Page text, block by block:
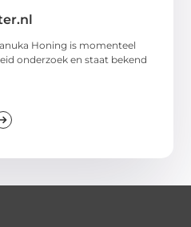
Honing is momenteel
onderzoek en staat bekend